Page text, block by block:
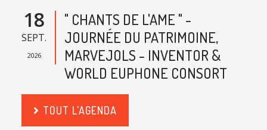
18
SEPT.
2026
" CHANTS DE L'AME " -
JOURNÉE DU PATRIMOINE,
MARVEJOLS - INVENTOR &
WORLD EUPHONE CONSORT
TOUT L'AGENDA